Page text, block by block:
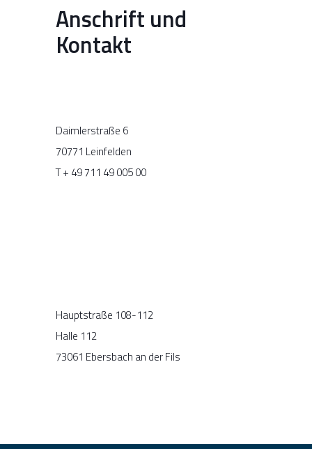
Anschrift und
Kontakt
Daimlerstraße 6
70771 Leinfelden
T + 49 711 49 005 00
Hauptstraße 108-112
Halle 112
73061 Ebersbach an der Fils